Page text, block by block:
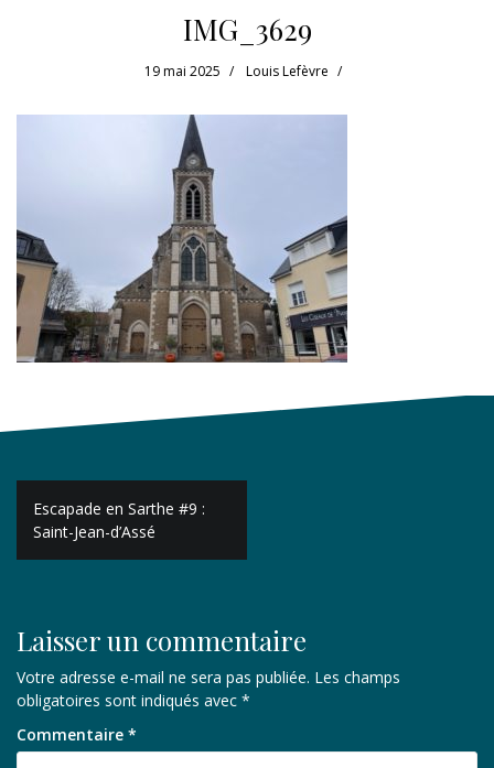
IMG_3629
19 mai 2025 Louis Lefèvre
Navigation
de
l’article
­Escapade en Sarthe #9 :
Saint-Jean-d’Assé
Laisser un commentaire
Votre adresse e-mail ne sera pas publiée. Les champs
obligatoires sont indiqués avec *
Commentaire *